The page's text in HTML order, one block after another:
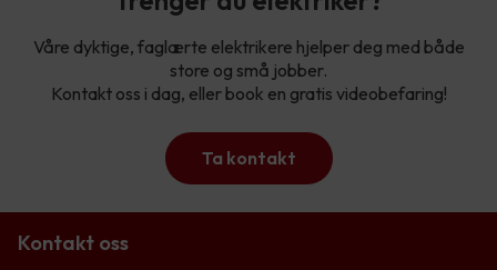
Våre dyktige, faglærte elektrikere hjelper deg med både
store og små jobber.
Kontakt oss i dag, eller book en gratis videobefaring!
Ta kontakt
Kontakt oss